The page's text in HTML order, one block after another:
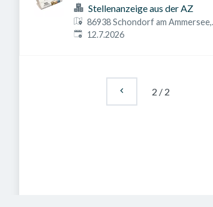
Stellenanzeige aus der AZ
86938 Schondorf am Ammersee,
Deutschland
Veröffentlicht am
12.7.2026
2 / 2